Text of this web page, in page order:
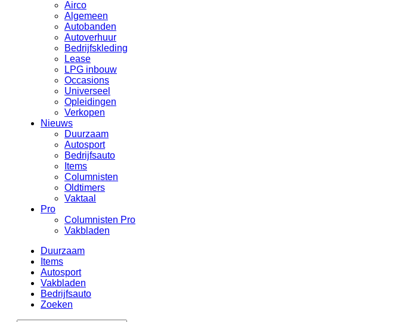
Airco
Algemeen
Autobanden
Autoverhuur
Bedrijfskleding
Lease
LPG inbouw
Occasions
Universeel
Opleidingen
Verkopen
Nieuws
Duurzaam
Autosport
Bedrijfsauto
Items
Columnisten
Oldtimers
Vaktaal
Pro
Columnisten Pro
Vakbladen
Duurzaam
Items
Autosport
Vakbladen
Bedrijfsauto
Zoeken